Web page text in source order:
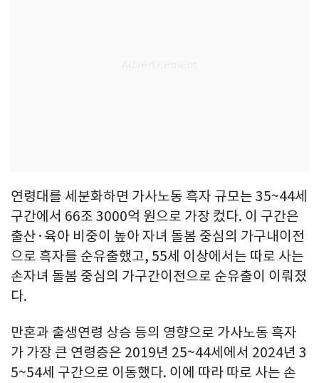
연령대를 세분화하면 가사노동 흑자 규모는 35~44세
구간에서 66조 3000억 원으로 가장 컸다. 이 구간은
출산·육아 비중이 높아 자녀 돌봄 중심의 가구내이전
으로 흑자를 순유출했고, 55세 이상에서는 따로 사는
손자녀 돌봄 중심의 가구간이전으로 순유출이 이뤄졌
다.
만혼과 출생연령 상승 등의 영향으로 가사노동 흑자
가 가장 큰 연령층은 2019년 25~44세에서 2024년 3
5~54세 구간으로 이동했다. 이에 따라 따로 사는 손